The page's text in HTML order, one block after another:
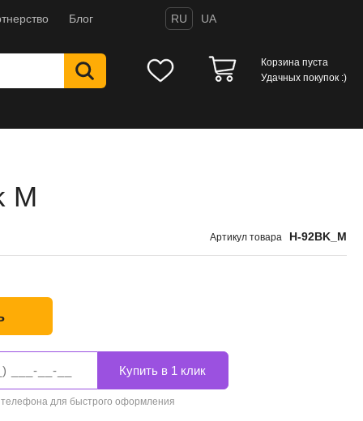
Блог RU UA
Корзина пуста
Удачных покупок :)
M
Артикул товара H-92BK_M
для быстрого оформления